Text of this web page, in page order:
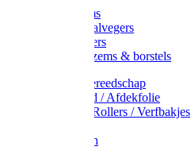
Gootbezems
Kamer-/Zaalvegers
Vloertrekkers
Onkruidbezems & borstels
Schildersgereedschap
Afplakband / Afdekfolie
Kwasten / Rollers / Verfbakjes
Afdekfoliën